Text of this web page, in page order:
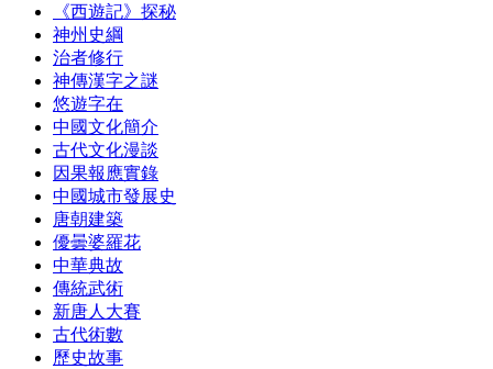
《西遊記》探秘
神州史綱
治者修行
神傳漢字之謎
悠遊字在
中國文化簡介
古代文化漫談
因果報應實錄
中國城市發展史
唐朝建築
優曇婆羅花
中華典故
傳統武術
新唐人大賽
古代術數
歷史故事